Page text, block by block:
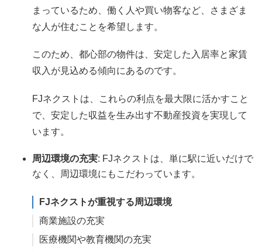
まっているため、働く人や買い物客など、さまざま
な人が住むことを希望します。
このため、都心部の物件は、安定した入居率と家賃
収入が見込める傾向にあるのです。
FJネクストは、これらの利点を最大限に活かすこと
で、安定した収益を生み出す不動産投資を実現して
います。
周辺環境の充実: FJネクストは、単に駅に近いだけで
なく、周辺環境にもこだわっています。
FJネクストが重視する周辺環境
商業施設の充実
医療機関や教育機関の充実